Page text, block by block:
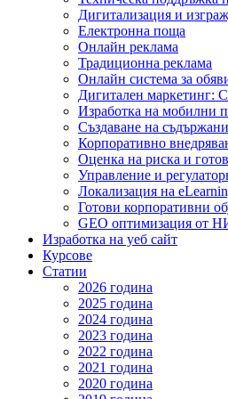
Дигитализация и
Електронна поща
Онлайн реклама
Традиционна реклама
Онлайн система за
Дигитален маркетинг:
Изработка на мобилни
Създаване на
Корпоративно
Оценка на риска и
Управление и
Локализация на
Готови корпоративни
GEO оптимизация от
Изработка на уеб сайт
Курсове
Статии
2026 година
2025 година
2024 година
2023 година
2022 година
2021 година
2020 година